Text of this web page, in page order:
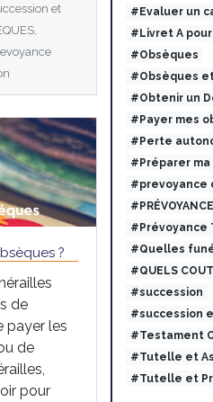
et
?
de
payer les
de
pour
#Evaluer un
#Livret A
#Obsèques
#Obsèques
#Obtenir un
#Payer mes
#Perte
#Préparer ma
#prevoyance
#Prévoyance
#Quelles
#QUELS
#succession
#succession
#Testament
#Tutelle et
#Tutelle et